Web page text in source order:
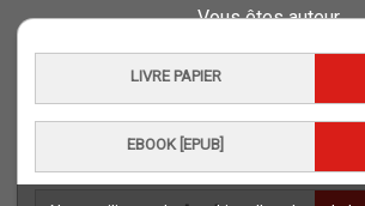
LIVRE PAPIER
EBOOK [EPUB]
Vous êtes auteur
Vous êtes journaliste
Vous êtes libraire
Foreign rights
Procédure d'évaluation